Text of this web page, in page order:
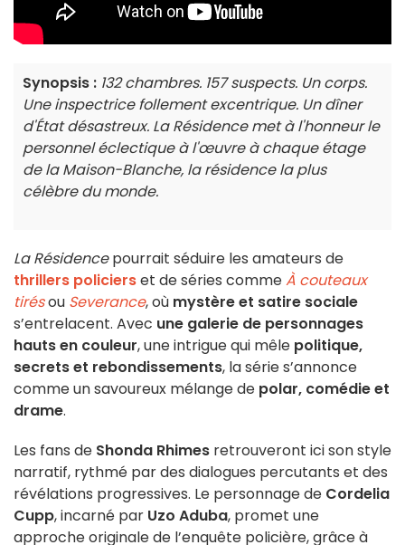
Synopsis : 132 chambres. 157 suspects. Un corps.
Une inspectrice follement excentrique. Un dîner
d'État désastreux. La Résidencemet à l'honneur le
personnel éclectique à l'œuvre à chaque étage
de la Maison-Blanche, la résidence la plus
célèbre du monde.
La Résidencepourrait séduire les amateurs de
thrillers policierset de séries commeÀ couteaux
tirésou Severance, où mystère et satire sociale
s’entrelacent. Avec une galerie de personnages
hauts en couleur, une intrigue qui mêle politique,
secrets et rebondissements, la série s’annonce
comme un savoureux mélange de polar, comédie et
drame.
Les fans de Shonda Rhimes retrouveront ici son style
narratif, rythmé par des dialogues percutants et des
révélations progressives. Le personnage de Cordelia
Cupp, incarné par Uzo Aduba, promet une
approche originale de l’enquête policière, grâce à